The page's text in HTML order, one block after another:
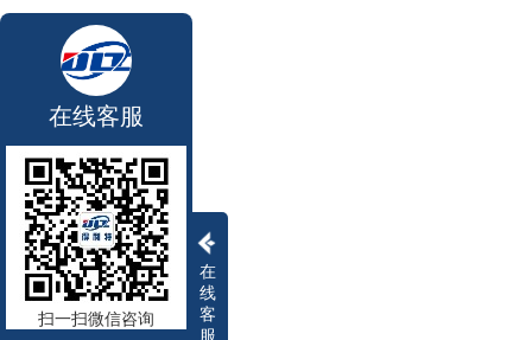
在
线
客
服
在线客服
扫一扫微信咨询